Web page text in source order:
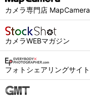
カメラ専門店 MapCamera
カメラWEBマガジン
フォトシェアリングサイト